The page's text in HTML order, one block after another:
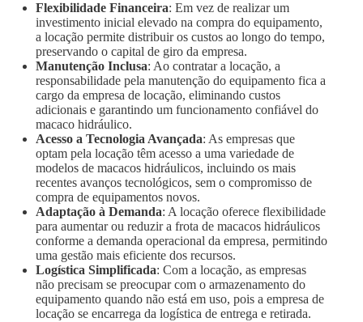
Flexibilidade Financeira: Em vez de realizar um
investimento inicial elevado na compra do equipamento,
a locação permite distribuir os custos ao longo do tempo,
preservando o capital de giro da empresa.
Manutenção Inclusa: Ao contratar a locação, a
responsabilidade pela manutenção do equipamento fica a
cargo da empresa de locação, eliminando custos
adicionais e garantindo um funcionamento confiável do
macaco hidráulico.
Acesso a Tecnologia Avançada: As empresas que
optam pela locação têm acesso a uma variedade de
modelos de macacos hidráulicos, incluindo os mais
recentes avanços tecnológicos, sem o compromisso de
compra de equipamentos novos.
Adaptação à Demanda: A locação oferece flexibilidade
para aumentar ou reduzir a frota de macacos hidráulicos
conforme a demanda operacional da empresa, permitindo
uma gestão mais eficiente dos recursos.
Logística Simplificada: Com a locação, as empresas
não precisam se preocupar com o armazenamento do
equipamento quando não está em uso, pois a empresa de
locação se encarrega da logística de entrega e retirada.